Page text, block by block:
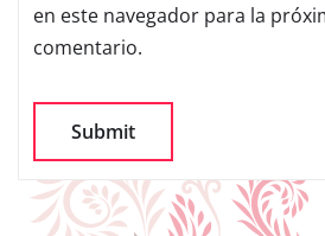
en este navegador para la
comentario.